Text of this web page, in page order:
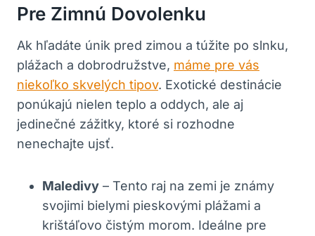
Pre Zimnú Dovolenku
Ak hľadáte únik pred zimou a túžite po slnku,
plážach a dobrodružstve, máme pre vás
niekoľko skvelých tipov. Exotické destinácie
ponúkajú nielen teplo a oddych, ale aj
jedinečné zážitky, ktoré si rozhodne
nenechajte ujsť.
Maledivy – Tento raj na zemi je známy
svojimi bielymi pieskovými plážami a
krištáľovo čistým morom. Ideálne pre